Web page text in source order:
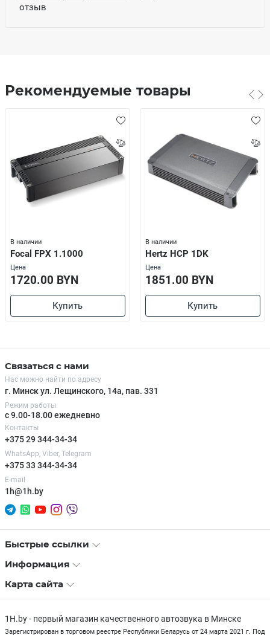
отзыв
Рекомендуемые товары
В наличии
Focal FPX 1.1000
Цена
1720.00 BYN
Купить
В наличии
Hertz HCP 1DK
Цена
1851.00 BYN
Купить
Связаться с нами
Нас можно найти по адресу
г. Минск ул. Лещинского, 14а, пав. 331
Режим работы
с 9.00-18.00 ежедневно
Контакты
+375 29 344-34-34
WhatsApp, Viber, Telegram
+375 33 344-34-34
E-mail
1h@1h.by
Быстрые ссылки
Информация
Карта сайта
1H.by - первый магазин качественного автозвука в Минске
Зарегистрирован в торговом реестре Республики Беларусь от 24 марта 2021 г. Под